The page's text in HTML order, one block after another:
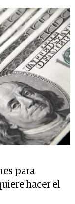
para
hacer el